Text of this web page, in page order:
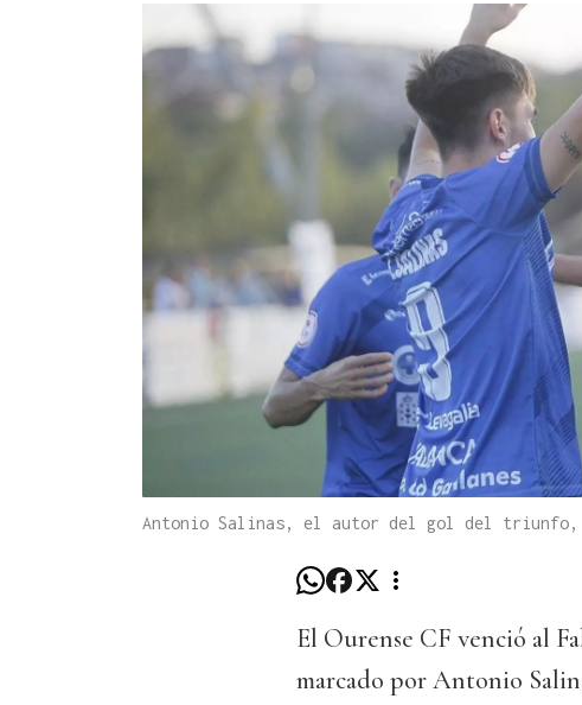
Antonio Salinas, el autor del gol del triunfo, lo
El Ourense CF venció al
marcado por Antonio